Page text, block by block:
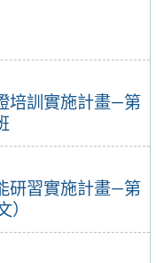
培訓實施計畫—第
研習實施計畫—第